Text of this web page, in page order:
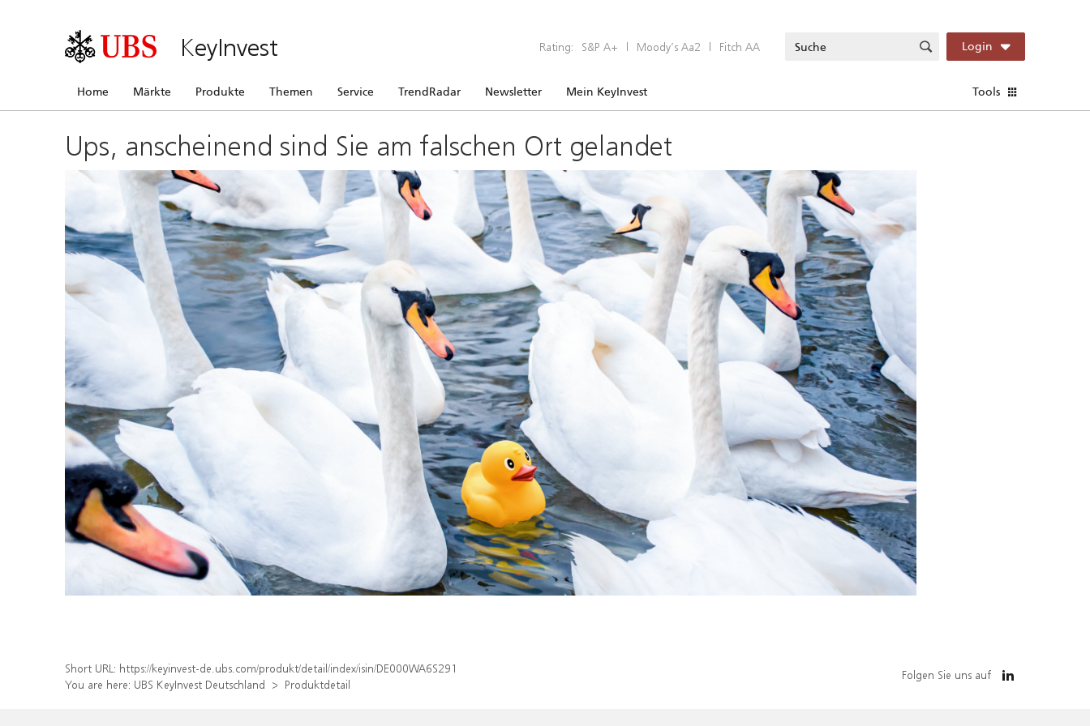
KeyInvest Rating: S&P A+ | Moody’s Aa2 | Fitch AA Login
Home Märkte Produkte Themen Service TrendRadar Newsletter Mein KeyInvest Tools
Ups, anscheinend sind Sie am falschen Ort gelandet
Short URL: https://keyinvest-de.ubs.com/produkt/detail/index/isin/DE000WA6S291
You are here: UBS KeyInvest Deutschland Produktdetail
Folgen Sie uns auf